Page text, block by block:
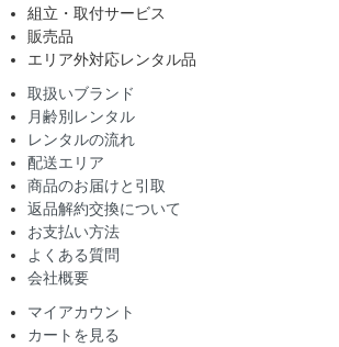
組立・取付サービス
販売品
エリア外対応レンタル品
取扱いブランド
月齢別レンタル
レンタルの流れ
配送エリア
商品のお届けと引取
返品解約交換について
お支払い方法
よくある質問
会社概要
マイアカウント
カートを見る